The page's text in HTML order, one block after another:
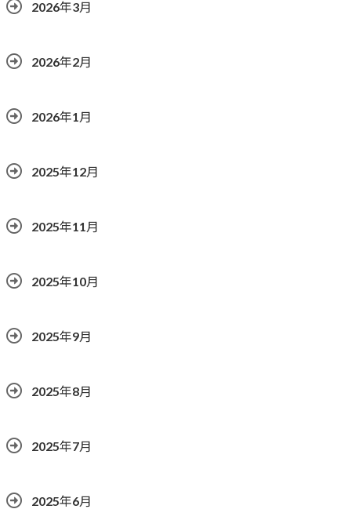
2026年3月
2026年2月
2026年1月
2025年12月
2025年11月
2025年10月
2025年9月
2025年8月
2025年7月
2025年6月